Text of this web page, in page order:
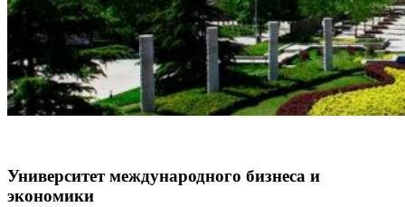
Университет международного бизнеса и
экономики